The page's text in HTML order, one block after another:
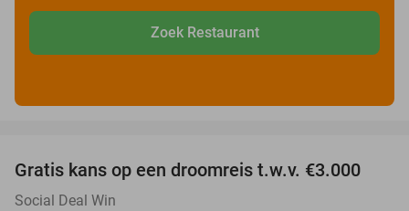
Zoek Restaurant
Gratis kans op een droomreis t.w.v. €3.000
Social Deal Win